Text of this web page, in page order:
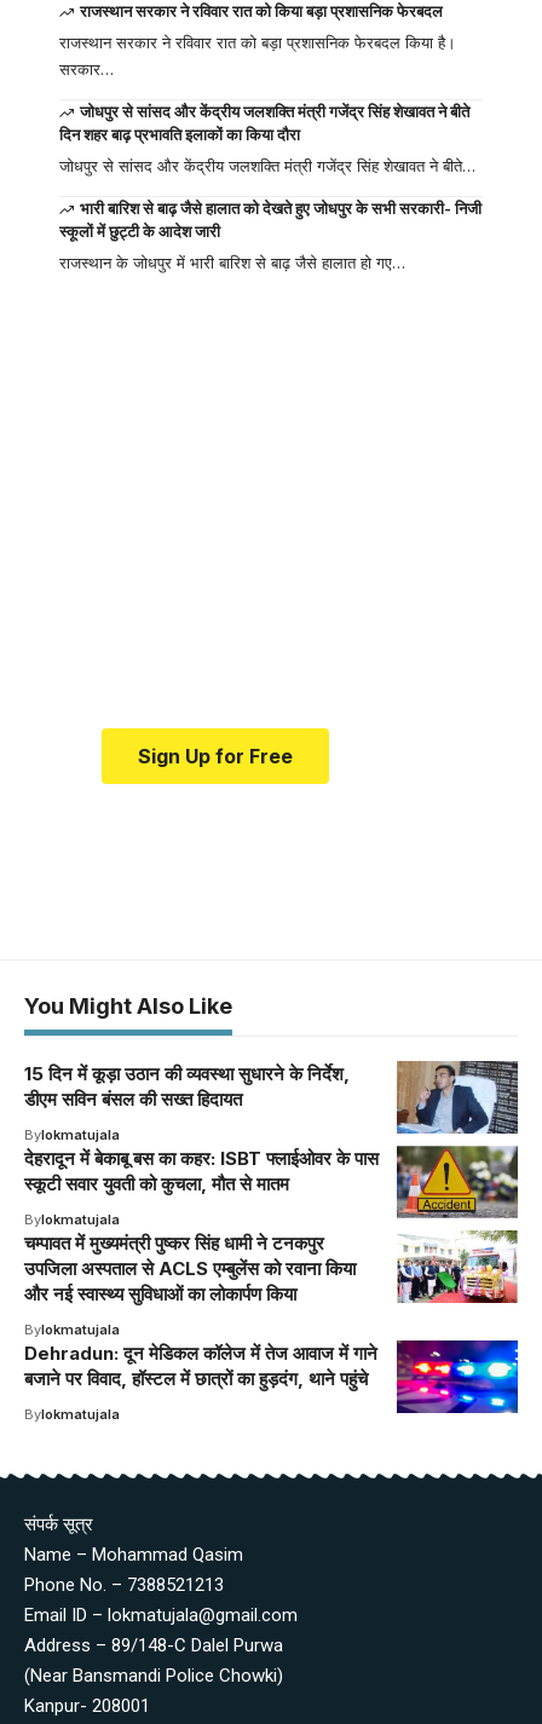
राजस्थान सरकार ने रविवार रात को किया बड़ा प्रशासनिक फेरबदल
राजस्थान सरकार ने रविवार रात को बड़ा प्रशासनिक फेरबदल किया है।
सरकार…
जोधपुर से सांसद और केंद्रीय जलशक्ति मंत्री गजेंद्र सिंह शेखावत ने बीते
दिन शहर बाढ़ प्रभावति इलाकों का किया दौरा
जोधपुर से सांसद और केंद्रीय जलशक्ति मंत्री गजेंद्र सिंह शेखावत ने बीते…
भारी बारिश से बाढ़ जैसे हालात को देखते हुए जोधपुर के सभी सरकारी- निजी
स्कूलों में छुट्टी के आदेश जारी
राजस्थान के जोधपुर में भारी बारिश से बाढ़ जैसे हालात हो गए…
Sign Up for Free
You Might Also Like
15 दिन में कूड़ा उठान की व्यवस्था सुधारने के निर्देश,
डीएम सविन बंसल की सख्त हिदायत
Bylokmatujala
देहरादून में बेकाबू बस का कहर: ISBT फ्लाईओवर के पास
स्कूटी सवार युवती को कुचला, मौत से मातम
Bylokmatujala
चम्पावत में मुख्यमंत्री पुष्कर सिंह धामी ने टनकपुर
उपजिला अस्पताल से ACLS एम्बुलेंस को रवाना किया
और नई स्वास्थ्य सुविधाओं का लोकार्पण किया
Bylokmatujala
Dehradun: दून मेडिकल कॉलेज में तेज आवाज में गाने
बजाने पर विवाद, हॉस्टल में छात्रों का हुड़दंग, थाने पहुंचे
Bylokmatujala
संपर्क सूत्र
Name – Mohammad Qasim
Phone No. – 7388521213
Email ID – lokmatujala@gmail.com
Address – 89/148-C Dalel Purwa
(Near Bansmandi Police Chowki)
Kanpur- 208001